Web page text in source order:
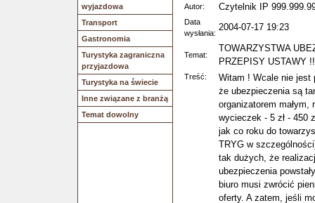
wyjazdowa
Transport
Gastronomia
Turystyka zagraniczna
przyjazdowa
Turystyka na świecie
Inne związane z branżą
Temat dowolny
Autor: Czytelnik IP
Data
wysłania:
2004-07-17 19:23
Temat:
TOWARZYSTWA
PRZEPISY USTAWY
Treść:
Witam ! Wcale nie jest
że ubezpieczenia są
organizatorem
wycieczek - 5 zł - 450
jak co roku do
TRYG w
tak dużych, że
ubezpieczenia
biuro musi zwrócić
oferty. A zatem, jeśli